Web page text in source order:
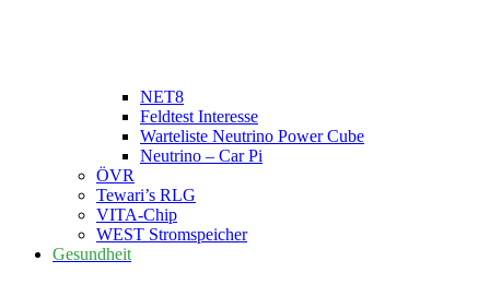
NET8
Feldtest Interesse
Warteliste Neutrino Power Cube
Neutrino – Car Pi
ÖVR
Tewari’s RLG
VITA-Chip
WEST Stromspeicher
Gesundheit